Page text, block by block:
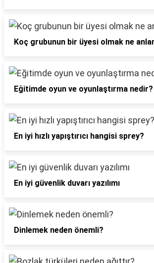
Koç grubunun bir üyesi olmak ne
Eğitimde oyun ve oyunlaştırma nedir?
En iyi hızlı yapıştırıcı hangisi sprey?
En iyi güvenlik duvarı yazılımı
Dinlemek neden önemli?